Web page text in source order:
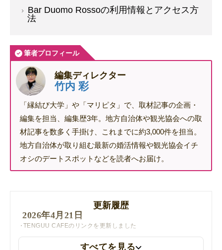
Bar Duomo Rossoの利用情報とアクセス方
法
筆者プロフィール
編集ディレクター
竹内 彩
「縁結び大学」や「マリピタ」で、取材記事の企画・
編集を担当、編集歴3年。地方自治体や観光協会への取
材記事を数多く手掛け、これまでに約3,000件を担当。
地方自治体が取り組む最新の婚活情報や観光協会イチ
オシのデートスポットなどを読者へお届け。
更新履歴
2026年4月21日
TENGUU CAFEのリンクを更新しました
すべてを見る